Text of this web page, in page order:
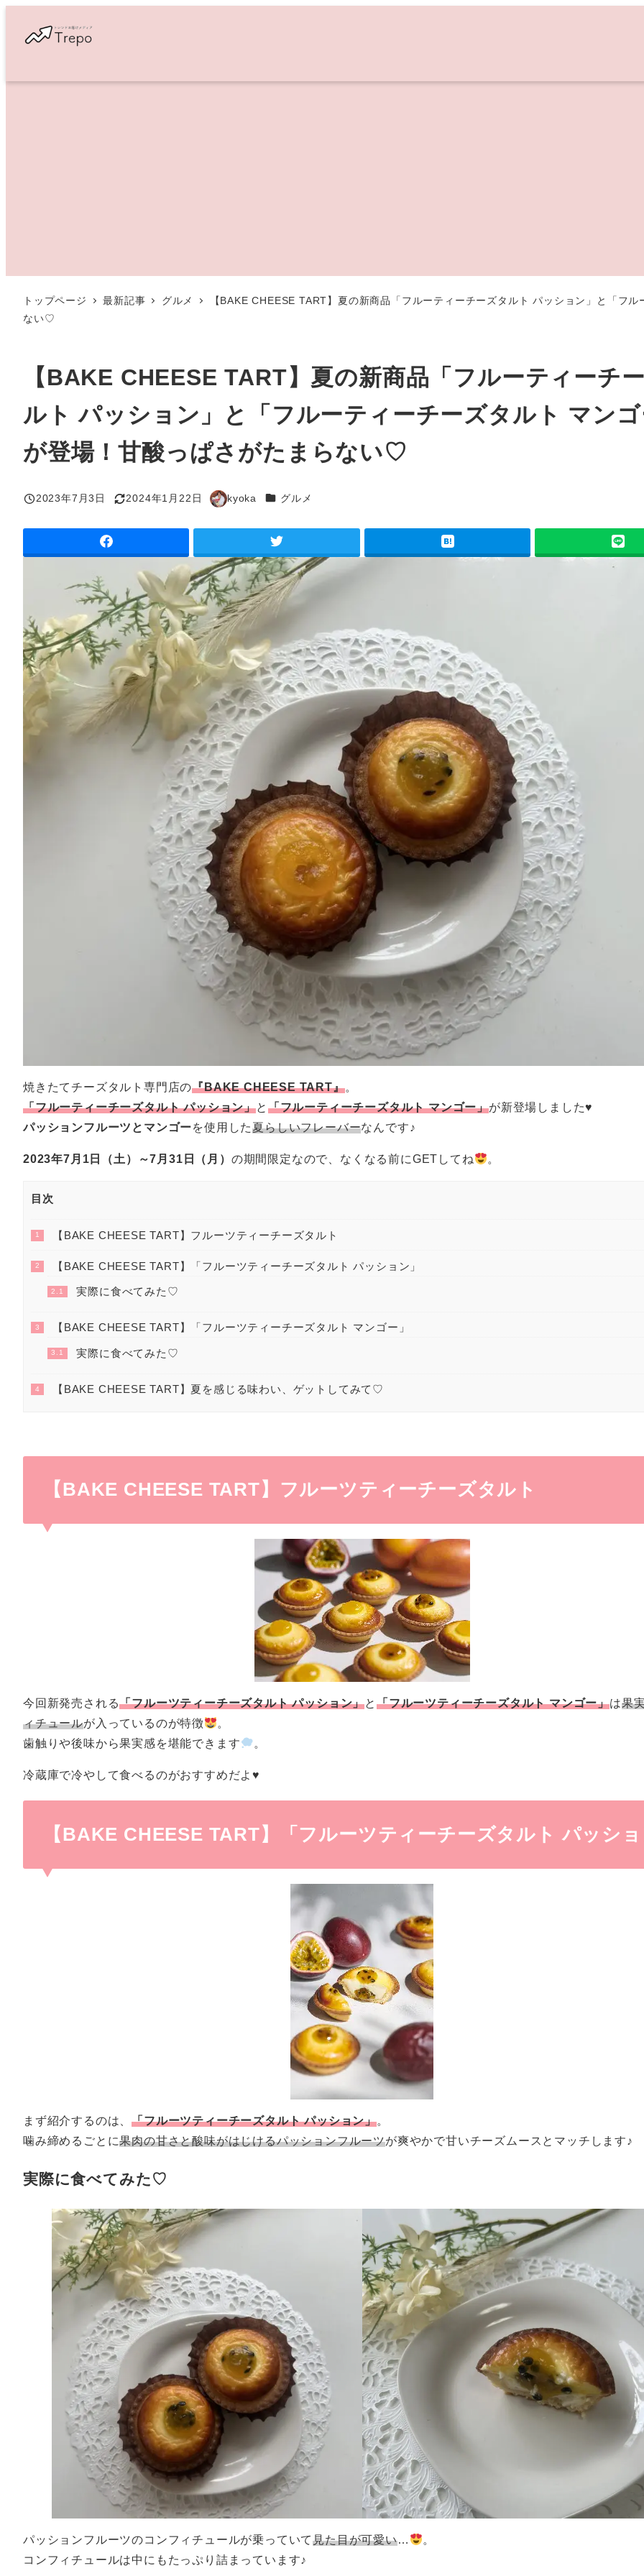
トップページ 最新記事 グルメ
【BAKE CHEESE TART】夏の新商品「フルーティーチーズタルト パッション」と「フ
ない♡
【BAKE CHEESE TART】夏の新商品「フルーティーチ
ルト パッション」と「フルーティーチーズタルト マンゴ
が登場！甘酸っぱさがたまらない♡
投稿日
2023年7月3日
更新日
2024年1月22日
著
kyoka カテゴリー
グルメ
焼きたてチーズタルト専門店の『BAKE CHEESE TART』。
「フルーティーチーズタルト パッション」と 「フルーティーチーズタルト マンゴー」が新登場しました♥
パッションフルーツとマンゴーを使用した夏らしいフレーバーなんです♪
2023年7月1日（土）～7月31日（月） の期間限定なので、なくなる前にGETしてね 。
目次
1 【BAKE CHEESE TART】フルーツティーチーズタルト
2 【BAKE CHEESE TART】「フルーツティーチーズタルト パッション」
2.1 実際に食べてみた♡
3 【BAKE CHEESE TART】「フルーツティーチーズタルト マンゴー」
3.1 実際に食べてみた♡
4 【BAKE CHEESE TART】夏を感じる味わい、ゲットしてみて♡
【BAKE CHEESE TART】フルーツティーチーズタルト
今回新発売される「フルーツティーチーズタルト パッション」と「フルーツティーチーズタルト マンゴー」は果
ィチュールが入っているのが特徴
。
歯触りや後味から果実感を堪能できます
。
冷蔵庫で冷やして食べるのがおすすめだよ♥
【BAKE CHEESE TART】「フルーツティーチーズタルト パッショ
まず紹介するのは、「フルーツティーチーズタルト パッション」。
噛み締めるごとに果肉の甘さと酸味がはじけるパッションフルーツが爽やかで甘いチーズムースとマッチします♪
実際に食べてみた♡
パッションフルーツのコンフィチュールが乗っていて見た目が可愛い…
。
コンフィチュールは中にもたっぷり詰まっています♪